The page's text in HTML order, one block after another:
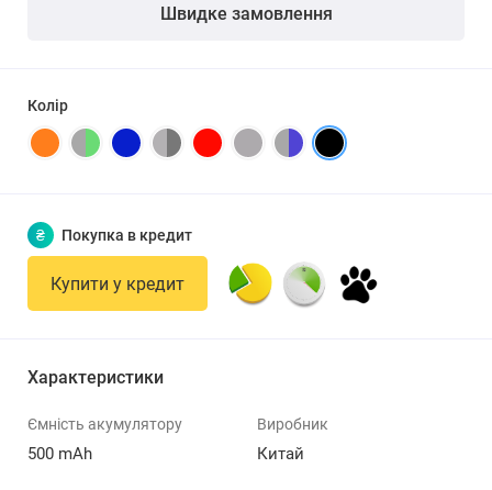
Швидке замовлення
₴ Покупка в кредит
Купити у кредит
Колір
Характеристики
Ємність акумулятору
500 mAh
Виробник
Китай